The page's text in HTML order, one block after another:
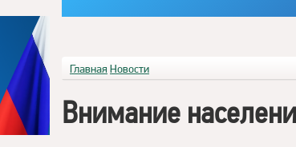
Главная Новости
Внимание